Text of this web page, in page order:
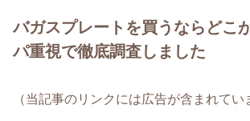
バガスプレートを買うならどこ
パ重視で徹底調査しました
（当記事のリンクには広告が含まれてい